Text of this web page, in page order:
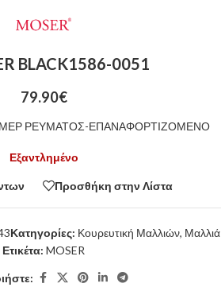
BLACK1586-0051
79.90€
ΡΕΥΜΑΤΟΣ-ΕΠΑΝΑΦΟΡΤΙΖΟΜΕΝΟ
Εξαντλημένο
Προσθήκη στην Λίστα
Κατηγορίες: Κουρευτική Μαλλιών, Μαλλιά
Ετικέτα: MOSER